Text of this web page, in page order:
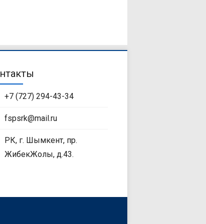
+7 (727) 294-43-34
fspsrk@mail.ru
РК, г. Шымкент, пр.
ЖибекЖолы, д.43.